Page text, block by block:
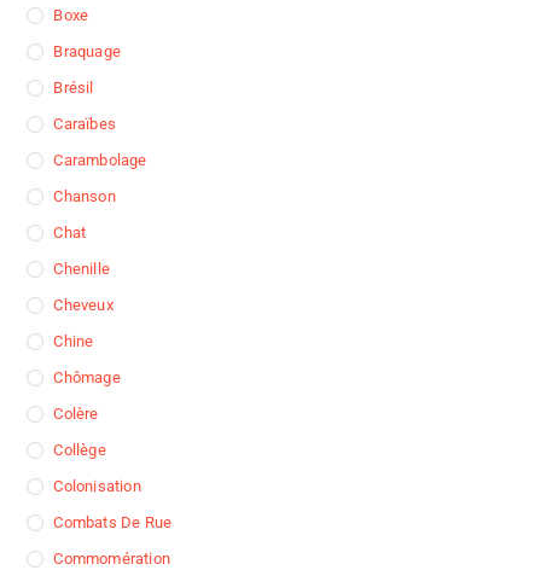
Boxe
Braquage
Brésil
Caraïbes
Carambolage
Chanson
Chat
Chenille
Cheveux
Chine
Chômage
Colère
Collège
Colonisation
Combats De Rue
Commomération